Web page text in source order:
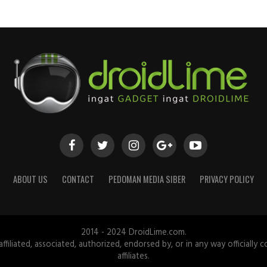
ABOUT US CONTACT PEDOMAN MEDIA SIBER PRIVACY POLICY
2014 - 2024 DroidLime.com.
associated, authorized, endorsed by, or in any way officially
affiliates.